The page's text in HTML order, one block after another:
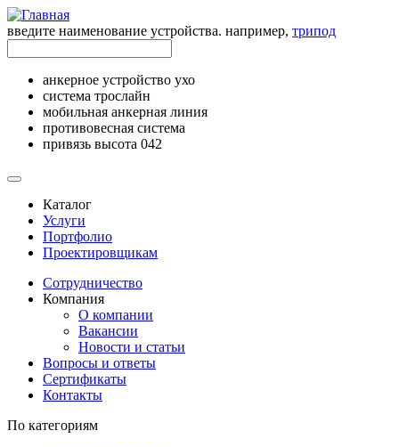
введите наименование устройства. например, трипод
анкерное устройство ухо
система трослайн
мобильная анкерная линия
противовесная система
привязь высота 042
Каталог
Услуги
Портфолио
Проектировщикам
Сотрудничество
Компания
О компании
Вакансии
Новости и статьи
Вопросы и ответы
Сертификаты
Контакты
По категориям